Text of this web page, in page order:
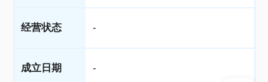
经营状态 -
成立日期 -